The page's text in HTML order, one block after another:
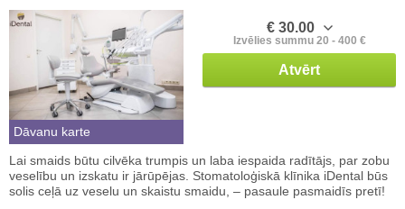
Dāvanu karte
€ 30.00
Izvēlies summu 20 - 400 €
Atvērt
Lai smaids būtu cilvēka trumpis un laba iespaida radītājs, par zobu
veselību un izskatu ir jārūpējas. Stomatoloģiskā klīnika iDental būs
solis ceļā uz veselu un skaistu smaidu, – pasaule pasmaidīs pretī!